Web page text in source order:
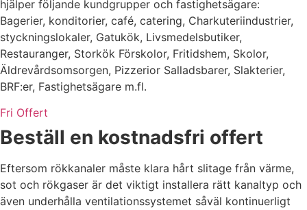
hjälper följande kundgrupper och fastighetsägare:
Bagerier, konditorier, café, catering, Charkuteriindustrier,
styckningslokaler, Gatukök, Livsmedelsbutiker,
Restauranger, Storkök Förskolor, Fritidshem, Skolor,
Äldrevårdsomsorgen, Pizzerior Salladsbarer, Slakterier,
BRF:er, Fastighetsägare m.fl.
Fri Offert
Beställ en kostnadsfri offert
Eftersom rökkanaler måste klara hårt slitage från värme,
sot och rökgaser är det viktigt installera rätt kanaltyp och
även underhålla ventilationssystemet såväl kontinuerligt